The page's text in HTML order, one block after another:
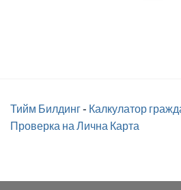
Тийм Билдинг- Калкулатор
Проверка на Лична Карта